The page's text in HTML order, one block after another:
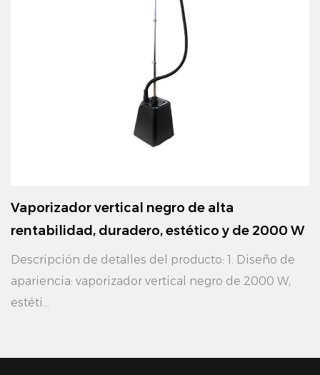
Vaporizador vertical negro de alta
rentabilidad, duradero, estético y de 2000 W
Descripción de detalles del producto: 1. Diseño de
apariencia: vaporizador vertical negro de 2000 W,
estéti...